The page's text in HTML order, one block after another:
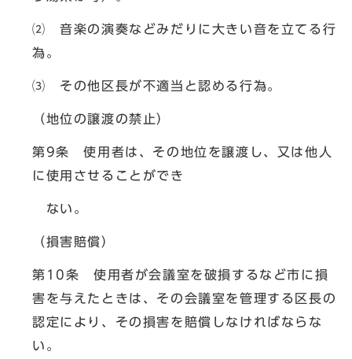
⑵ 音楽の演奏などみだりに大きい音を立てる行
為。
⑶ その他区長が不適当と認める行為。
（地位の譲渡の禁止）
第9条 使用者は、その地位を譲渡し、又は他人
に使用させることができ
ない。
（損害賠償）
第10条 使用者が会議室を破損するなど市に損
害を与えたときは、その会議室を管理する区長の
認定により、その損害を賠償しなければならな
い。